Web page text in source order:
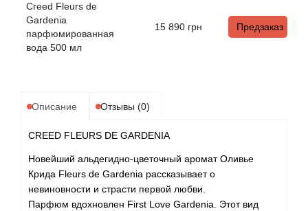
Creed Fleurs de
Gardenia
парфюмированная
вода 500 мл
15 890 грн Предзаказ
Описание Отзывы (0)
CREED FLEURS DE GARDENIA
Новейший альдегидно-цветочный аромат Оливье
Крида Fleurs de Gardenia рассказывает о
невиновности и страсти первой любви.
Парфюм вдохновлен First Love Gardenia. Этот вид
Amouroud
Andre L'Arom
Anna Sui
Annayake